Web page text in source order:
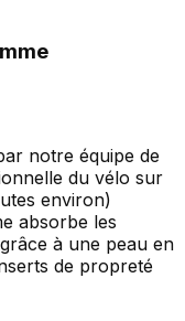
notre équipe de
du vélo sur
environ)
absorbe les
à une peau en
de propreté